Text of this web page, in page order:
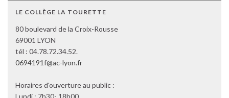
LE COLLÈGE LA TOURETTE
80 boulevard de la Croix-Rousse
69001 LYON
tél : 04.78.72.34.52.
0694191f@ac-lyon.fr
Horaires d'ouverture au public :
Lundi : 7h30- 18h00